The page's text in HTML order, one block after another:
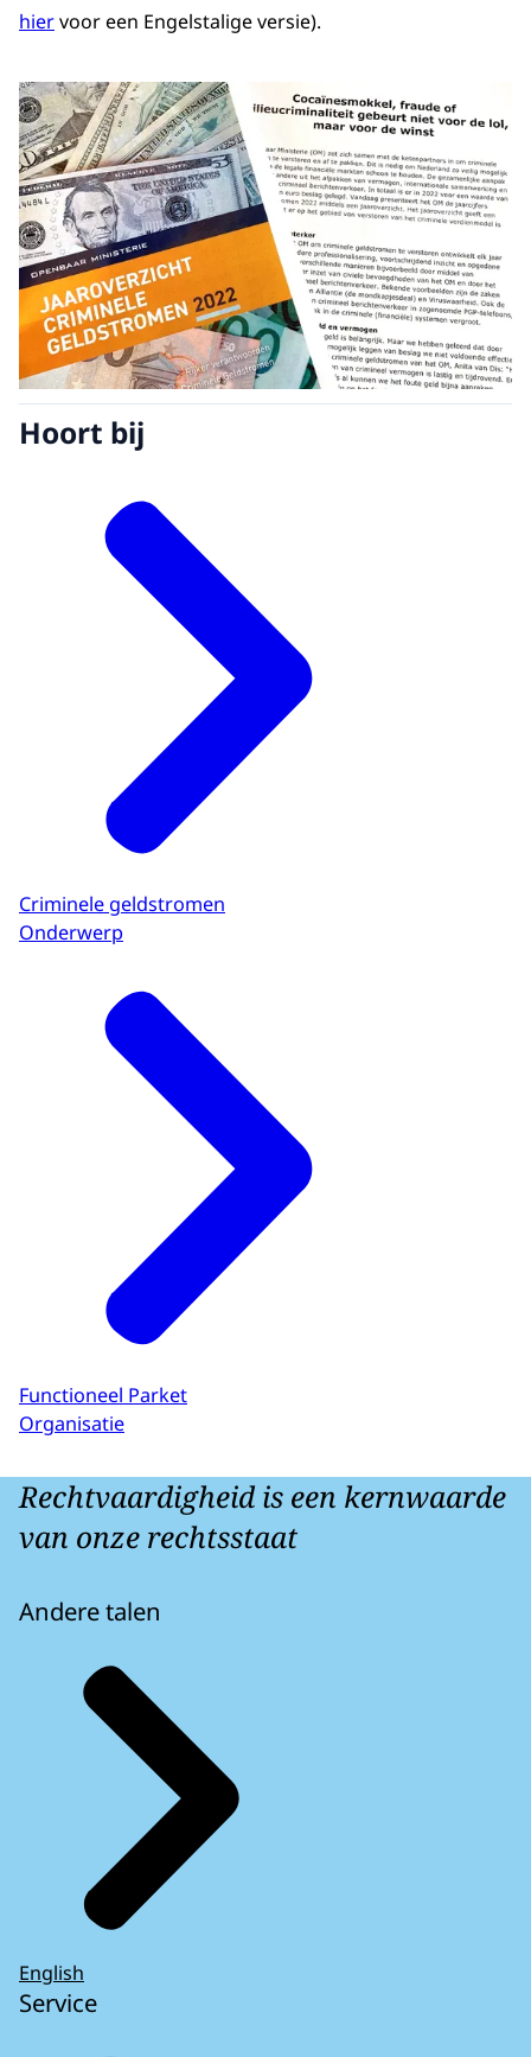
hiervoor een Engelstalige versie).
Hoort bij
Criminele geldstromen
Onderwerp
Functioneel Parket
Organisatie
Rechtvaardigheid is een kernwaarde
van onze rechtsstaat
Andere talen
English
Service